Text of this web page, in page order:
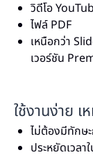
วิดีโอ
ไฟล์ PDF
เหนือกว่า
เวอร์ชัน
ใช้งานง่าย เ
ไม่ต้องมีทักษ
ประหยัดเวลา